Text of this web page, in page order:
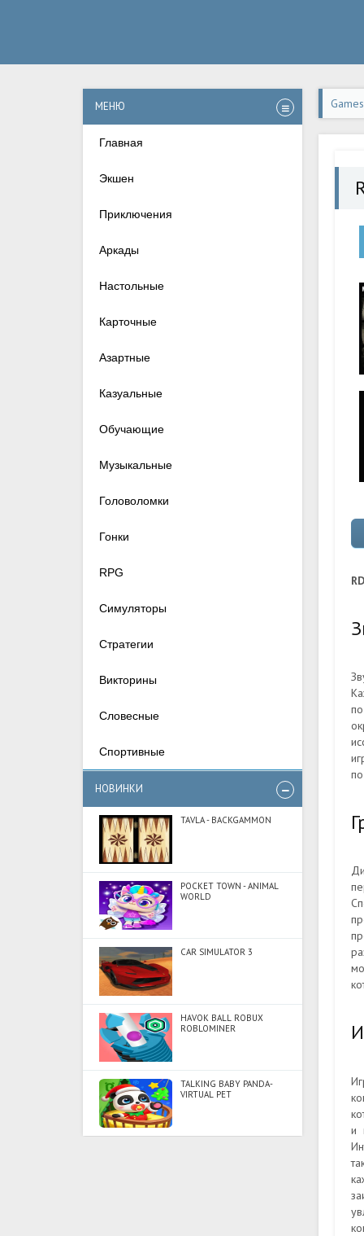
МЕНЮ
Главная
Экшен
Приключения
Аркады
Настольные
Карточные
Азартные
Казуальные
Обучающие
Музыкальные
Головоломки
Гонки
RPG
Симуляторы
Стратегии
Викторины
Словесные
Спортивные
НОВИНКИ
TAVLA - BACKGAMMON
POCKET TOWN - ANIMAL
WORLD
CAR SIMULATOR 3
HAVOK BALL ROBUX
ROBLOMINER
TALKING BABY PANDA-
VIRTUAL PET
и